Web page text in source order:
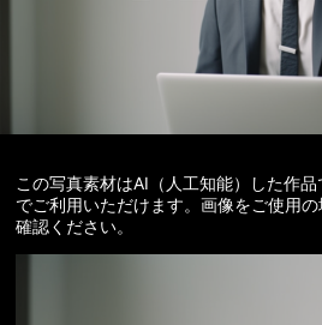
この写真素材はAI（人工知能）した作
でご利用いただけます。画像をご使用
確認ください。